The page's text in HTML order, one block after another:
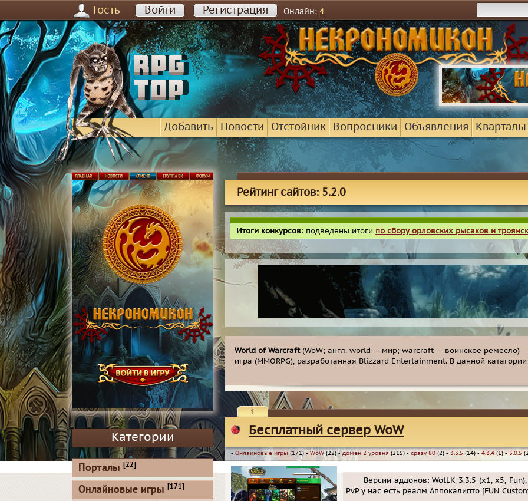
Гость Войти Регистрация Онлайн: 4
Добавить Новости Отстойник Вопросники Объявления Кварталы
Рейтинг сайтов: 5.2.0
Итоги конкурсов: подведены итоги по сбору орловских рысаков и
World of Warcraft(WoW; англ. world — мир; warcraft — воинское ремесло)
игра (MMORPG), разработанная Blizzard Entertainment. В данной
1
Бесплатный сервер WoW
▪ Онлайновые игры (171) ▪ WoW(22)▪домен 2 уровня (215) ▪ сразу 80 (2) ▪ 3.3.5 (14) ▪ 4.3.4 (1) ▪ 5.0.5
Версии аддонов: WotLK 3.3.5 (х1, х5,
PvP у нас есть реалм Аппокалипто [FUN
Категории
Порталы [22]
Онлайновые игры [171]